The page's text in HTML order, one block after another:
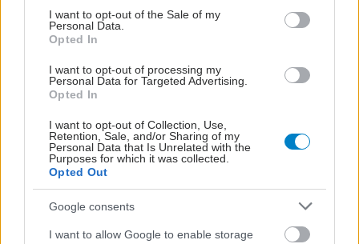
consent section.
I want to opt-out of the Sale of my
Personal Data.
Opted In
I want to opt-out of processing my
Personal Data for Targeted Advertising.
Opted In
I want to opt-out of Collection, Use,
Retention, Sale, and/or Sharing of my
Personal Data that Is Unrelated with the
Purposes for which it was collected.
Opted Out
Google consents
I want to allow Google to enable storage